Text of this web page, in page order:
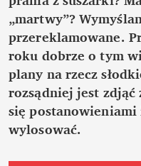
„martwy”?
przereklamowane.
roku dobrze o tym
plany na rzecz
rozsądniej jest
się
wylosować.